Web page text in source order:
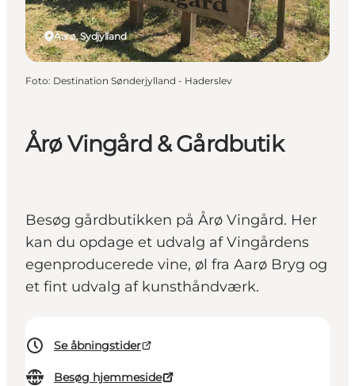
Årø Vingård & Gårdbutik
Besøg gårdbutikken på Årø Vingård. Her
kan du opdage et udvalg af Vingårdens
egenproducerede vine, øl fra Aarø Bryg og
et fint udvalg af kunsthåndværk.
Se åbningstider
Besøg hjemmeside
Aarø, Sydjylland
Foto: Destination Sønderjylland - Haderslev